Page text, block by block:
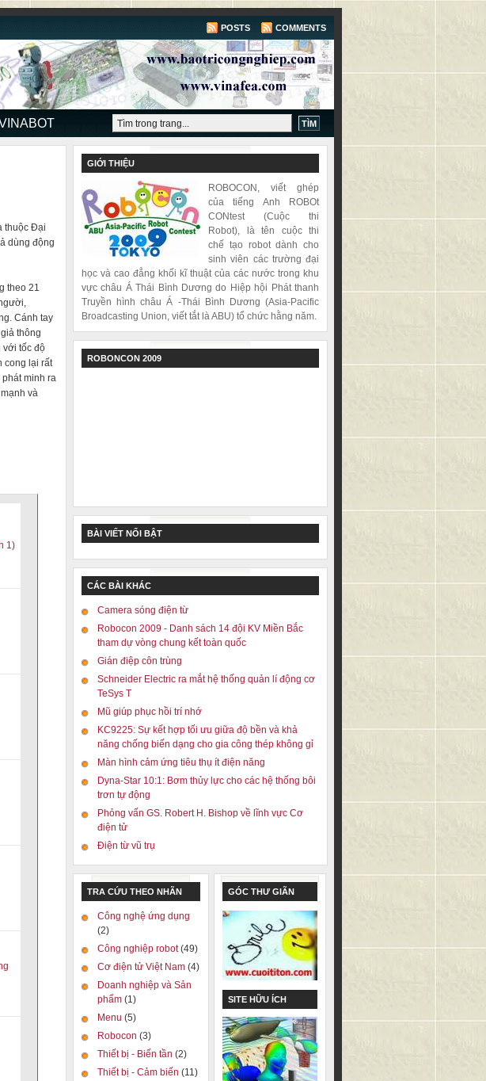
POSTS COMMENTS
thuộc Đại
dùng động
theo 21
Cánh tay
thông
với tốc độ
cong lại rất
phát minh ra
và
1)
GIỚI THIỆU
ROBOCON, viết ghép
của tiếng Anh ROBOt
CONtest (Cuộc thi
Robot), là tên cuộc thi
chế tạo robot dành cho
sinh viên các trường đại
học và cao đẳng khối kĩ thuật của các nước trong khu
vực châu Á Thái Bình Dương do Hiệp hội Phát thanh
Truyền hình châu Á -Thái Bình Dương (Asia-Pacific
Broadcasting Union, viết tắt là ABU) tổ chức hằng năm.
ROBONCON 2009
BÀI VIẾT NỔI BẬT
CÁC BÀI KHÁC
Camera sóng điện từ
Robocon 2009 - Danh sách 14 đội KV Miền Bắc
tham dự vòng chung kết toàn quốc
Gián điệp côn trùng
Schneider Electric ra mắt hệ thống quản lí động cơ
TeSys T
Mũ giúp phục hồi trí nhớ
KC9225: Sự kết hợp tối ưu giữa độ bền và khả
năng chống biến dạng cho gia công thép không gỉ
Màn hình cảm ứng tiêu thụ ít điện năng
Dyna-Star 10:1: Bơm thủy lực cho các hệ thống bôi
trơn tự động
Phỏng vấn GS. Robert H. Bishop về lĩnh vực Cơ
điện tử
Điện từ vũ trụ
TRA CỨU THEO NHÃN
Công nghệ ứng dụng
(2)
Công nghiệp robot(49)
Cơ điện tử Việt Nam (4)
Doanh nghiệp và Sản
phẩm (1)
Menu (5)
Robocon (3)
Thiết bị - Biến tần (2)
Thiết bị - Cảm biến (11)
GÓC THƯ GIÃN
SITE HỮU ÍCH